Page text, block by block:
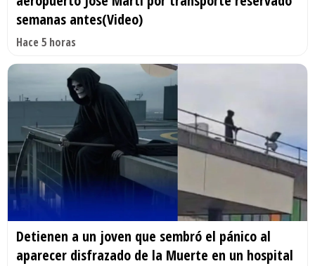
semanas antes(Video)
Hace 5 horas
Detienen a un joven que sembró el pánico al
aparecer disfrazado de la Muerte en un hospital